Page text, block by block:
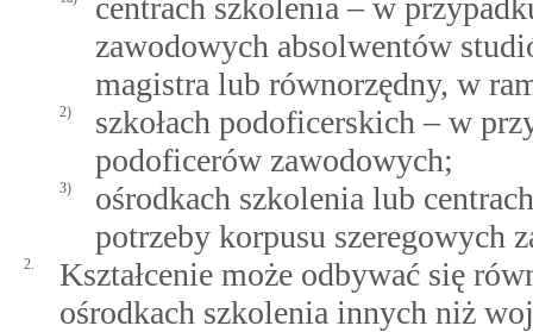
centrach szkolenia – w
zawodowych absolwentów
magistra lub równorzędny, w
2)
szkołach podoficerskich – w
podoficerów zawodowych;
3)
ośrodkach szkolenia lub
potrzeby korpusu szeregowych
2.
Kształcenie może odbywać się
ośrodkach szkolenia innych niż